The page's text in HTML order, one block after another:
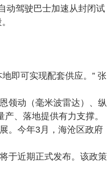
动驾驶巴士加速从封闭试
即可实现配套供应。” 张
领动（毫米波雷达）、纵
、落地提供有力支撑。
。今年3月， 海沧区政府
于近期正式发布。该政策